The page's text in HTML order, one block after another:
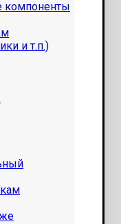
компоненты
и т.п.)